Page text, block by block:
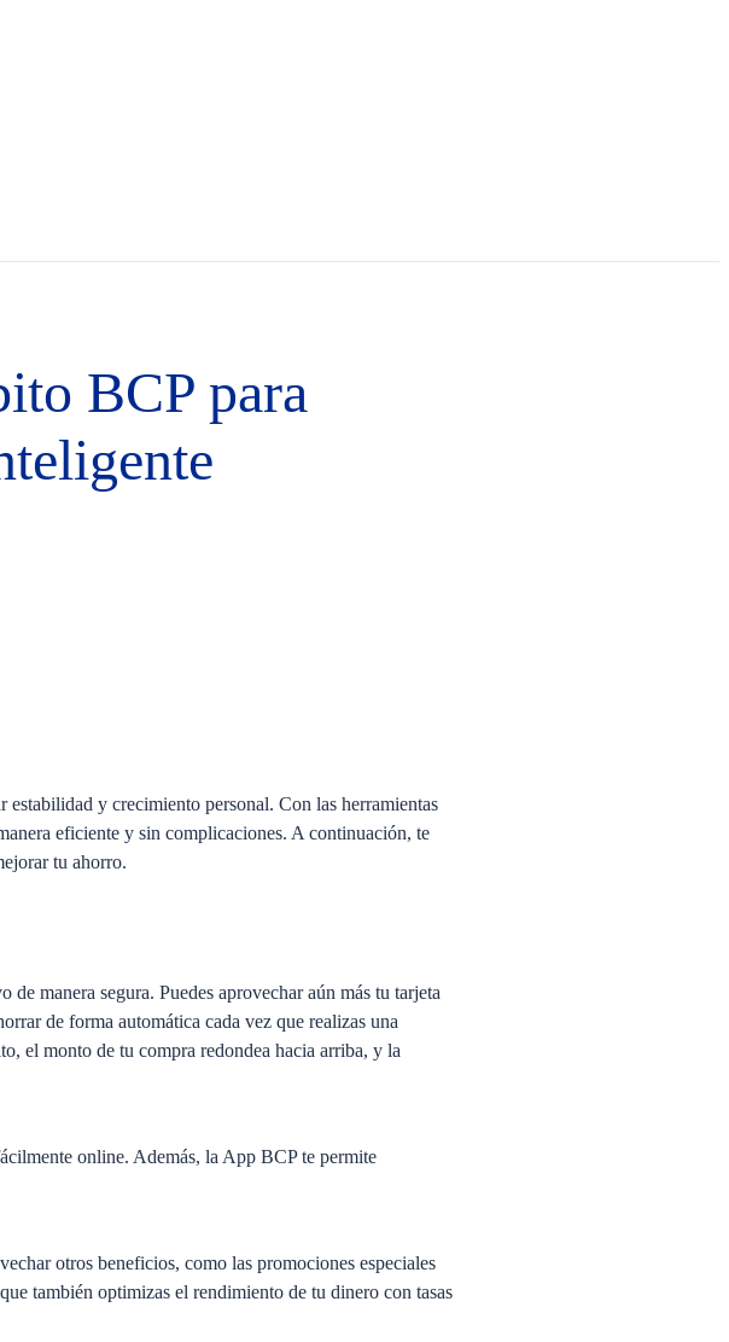
BCP para
estabilidad y crecimiento personal. Con las herramientas
eficiente y sin complicaciones. A continuación, te
tu ahorro.
manera segura. Puedes aprovechar aún más tu tarjeta
de forma automática cada vez que realizas una
el monto de tu compra redondea hacia arriba, y la
online. Además, la App BCP te permite
otros beneficios, como las promociones especiales
también optimizas el rendimiento de tu dinero con tasas